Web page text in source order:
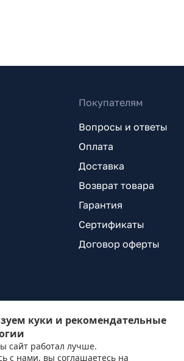
Покупателям
Вопросы и ответы
Оплата
Доставка
Возврат товара
Гарантия
Сертификаты
Договор оферты
Фермы, д. 29, лит. ВГ
куки и рекомендательные
сайт работал лучше.
с нами, вы соглашаетесь на